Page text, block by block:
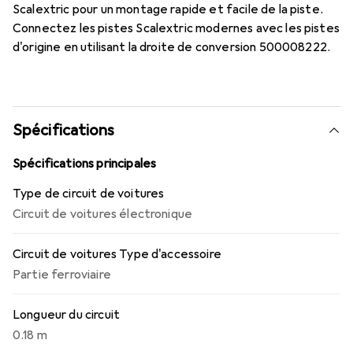
Scalextric pour un montage rapide et facile de la piste.
Connectez les pistes Scalextric modernes avec les pistes
d'origine en utilisant la droite de conversion 500008222.
Spécifications
Spécifications principales
Type de circuit de voitures
Circuit de voitures électronique
Circuit de voitures Type d'accessoire
Partie ferroviaire
Longueur du circuit
0.18 m